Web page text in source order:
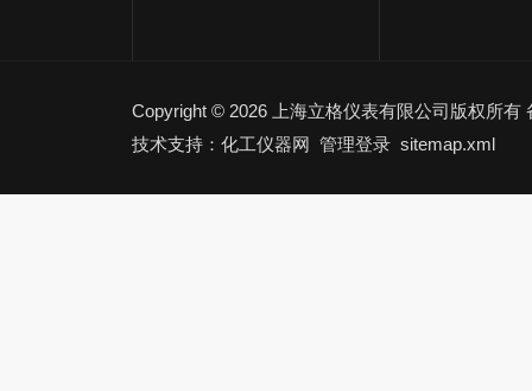
Copyright © 2026 上海立格仪表有限公司版权所有
技术支持：化工仪器网 管理登录 sitemap.xml